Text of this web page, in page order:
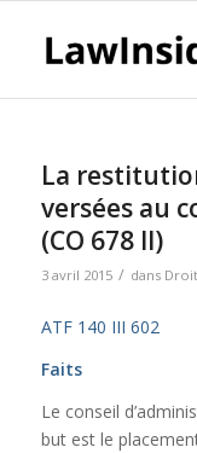
La
versées au
(CO 678 II)
3 avril 2015 / dans
ATF 140 III 602
Faits
Le conseil
but est le